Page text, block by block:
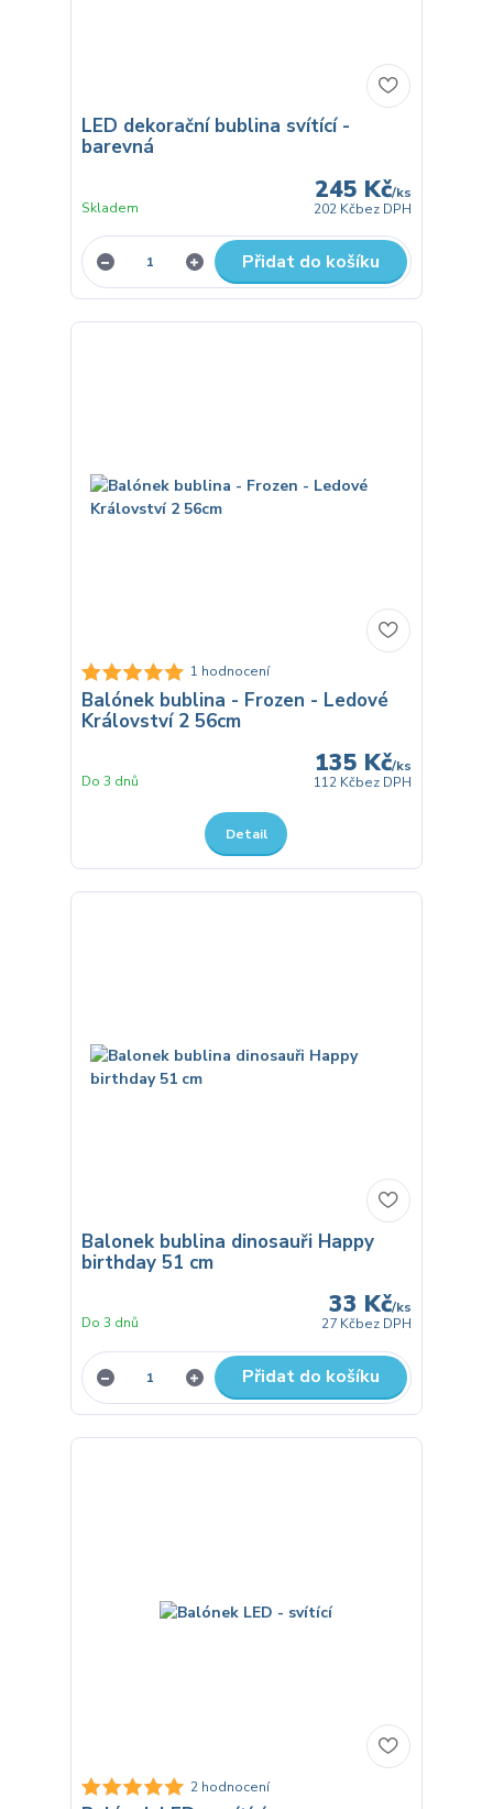
LED dekorační bublina svítící -
barevná
245 Kč/ks
202 Kčbez DPH
Skladem
Přidat do košíku
1 hodnocení
Balónek bublina - Frozen - Ledové
Království 2 56cm
135 Kč/ks
112 Kčbez DPH
Do 3 dnů
Detail
Balonek bublina dinosauři Happy
birthday 51 cm
33 Kč/ks
27 Kčbez DPH
Do 3 dnů
Přidat do košíku
2 hodnocení